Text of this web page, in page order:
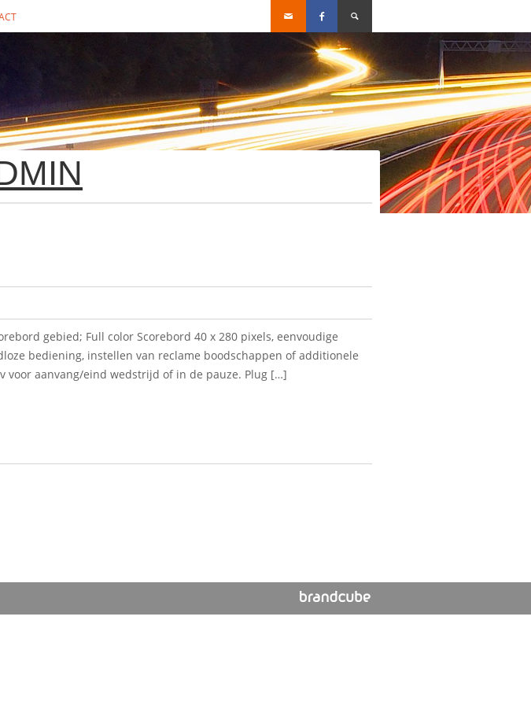
gebied; Full color Scorebord 40 x 280 pixels, eenvoudige
bediening, instellen van reclame boodschappen of additionele
voor aanvang/eind wedstrijd of in de pauze. Plug […]